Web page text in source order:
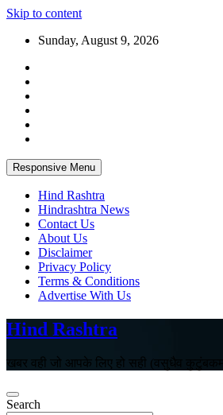
Skip to content
Sunday, August 9, 2026
Responsive Menu
Hind Rashtra
Hindrashtra News
Contact Us
About Us
Disclaimer
Privacy Policy
Terms & Conditions
Advertise With Us
Hind Rashtra
खबर वही जो आपके लिए हो सही (वसुधैव कुटुंबकम)
Search